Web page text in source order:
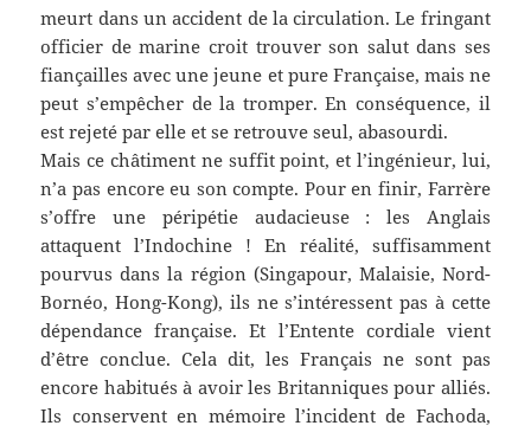
meurt dans un accident de la circulation. Le fringant
officier de marine croit trouver son salut dans ses
fiançailles avec une jeune et pure Française, mais ne
peut s’empêcher de la tromper. En conséquence, il
est rejeté par elle et se retrouve seul, abasourdi.
Mais ce châtiment ne suffit point, et l’ingénieur, lui,
n’a pas encore eu son compte. Pour en finir, Farrère
s’offre une péripétie audacieuse : les Anglais
attaquent l’Indochine ! En réalité, suffisamment
pourvus dans la région (Singapour, Malaisie, Nord-
Bornéo, Hong-Kong), ils ne s’intéressent pas à cette
dépendance française. Et l’Entente cordiale vient
d’être conclue. Cela dit, les Français ne sont pas
encore habitués à avoir les Britanniques pour alliés.
Ils conservent en mémoire l’incident de Fachoda,